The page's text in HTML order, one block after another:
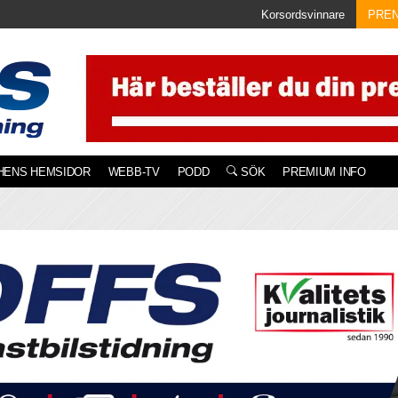
Korsordsvinnare
HEMSIDOR WEBB-TV PODD SÖK PREMIUM INFO